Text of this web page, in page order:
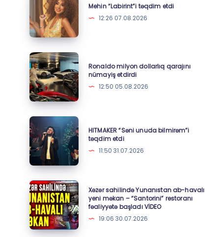
“Labirint”i
təqdim
etdi
Mehin “Labirint”i təqdim etdi
12:26 07.08.2026
Ronaldo
milyon
dollarlıq
qarajını
nümayiş
etdirdi
Ronaldo milyon dollarlıq qarajını
nümayiş etdirdi
12:50 05.08.2026
HITMAKER
“Səni
unuda
bilmirəm”i
təqdim
etdi
HITMAKER “Səni unuda bilmirəm”i
təqdim etdi
11:50 31.07.2026
Xəzər
sahilində
Yunanıstan
ab-
havalı
Xəzər sahilində Yunanıstan ab-havalı
yeni məkan – “Santorini” restoranı
fəaliyyətə başladı VİDEO
19:06 30.07.2026